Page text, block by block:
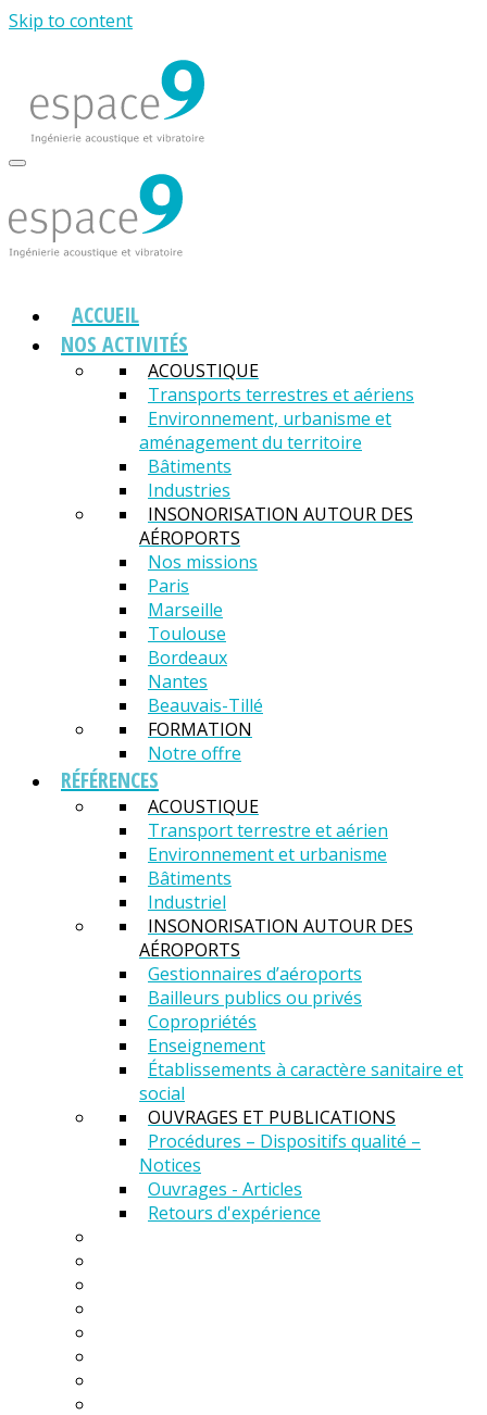
Skip to content
ACCUEIL
NOS ACTIVITÉS
ACOUSTIQUE
Transports terrestres et aériens
Environnement, urbanisme et
aménagement du territoire
Bâtiments
Industries
INSONORISATION AUTOUR DES
AÉROPORTS
Nos missions
Paris
Marseille
Toulouse
Bordeaux
Nantes
Beauvais-Tillé
FORMATION
Notre offre
RÉFÉRENCES
ACOUSTIQUE
Transport terrestre et aérien
Environnement et urbanisme
Bâtiments
Industriel
INSONORISATION AUTOUR DES
AÉROPORTS
Gestionnaires d’aéroports
Bailleurs publics ou privés
Copropriétés
Enseignement
Établissements à caractère sanitaire et
social
OUVRAGES ET PUBLICATIONS
Procédures – Dispositifs qualité –
Notices
Ouvrages - Articles
Retours d'expérience